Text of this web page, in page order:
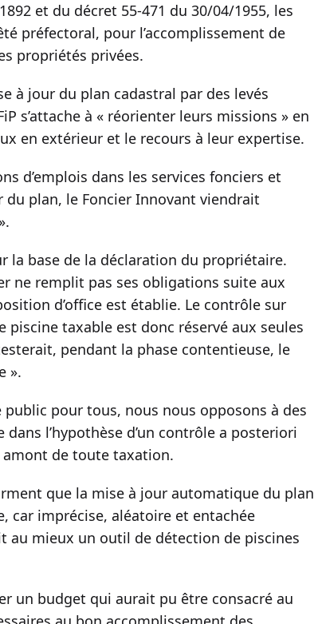
et du décret 55-471 du 30/04/1955, les
préfectoral, pour l’accomplissement de
propriétés privées.
à jour du plan cadastral par des levés
s’attache à « réorienter leurs missions » en
en extérieur et le recours à leur expertise.
d’emplois dans les services fonciers et
du plan, le Foncier Innovant viendrait
la base de la déclaration du propriétaire.
ne remplit pas ses obligations suite aux
d’office est établie. Le contrôle sur
piscine taxable est donc réservé aux seules
pendant la phase contentieuse, le
».
pour tous, nous nous opposons à des
dans l’hypothèse d’un contrôle a posteriori
amont de toute taxation.
que la mise à jour automatique du plan
car imprécise, aléatoire et entachée
au mieux un outil de détection de piscines
un budget qui aurait pu être consacré au